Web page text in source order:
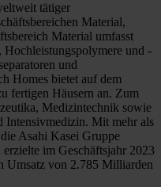
tätiger
Material,
Material umfasst
und -
und
Homes bietet auf dem
fertigen Häusern an. Zum
Medizintechnik sowie
Intensivmedizin. Mit mehr als
Asahi Kasei Gruppe
im Geschäftsjahr 2023
Umsatz von 2.785 Milliarden